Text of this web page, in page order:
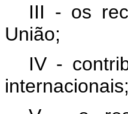
III - os
União;
IV -
internacionais;